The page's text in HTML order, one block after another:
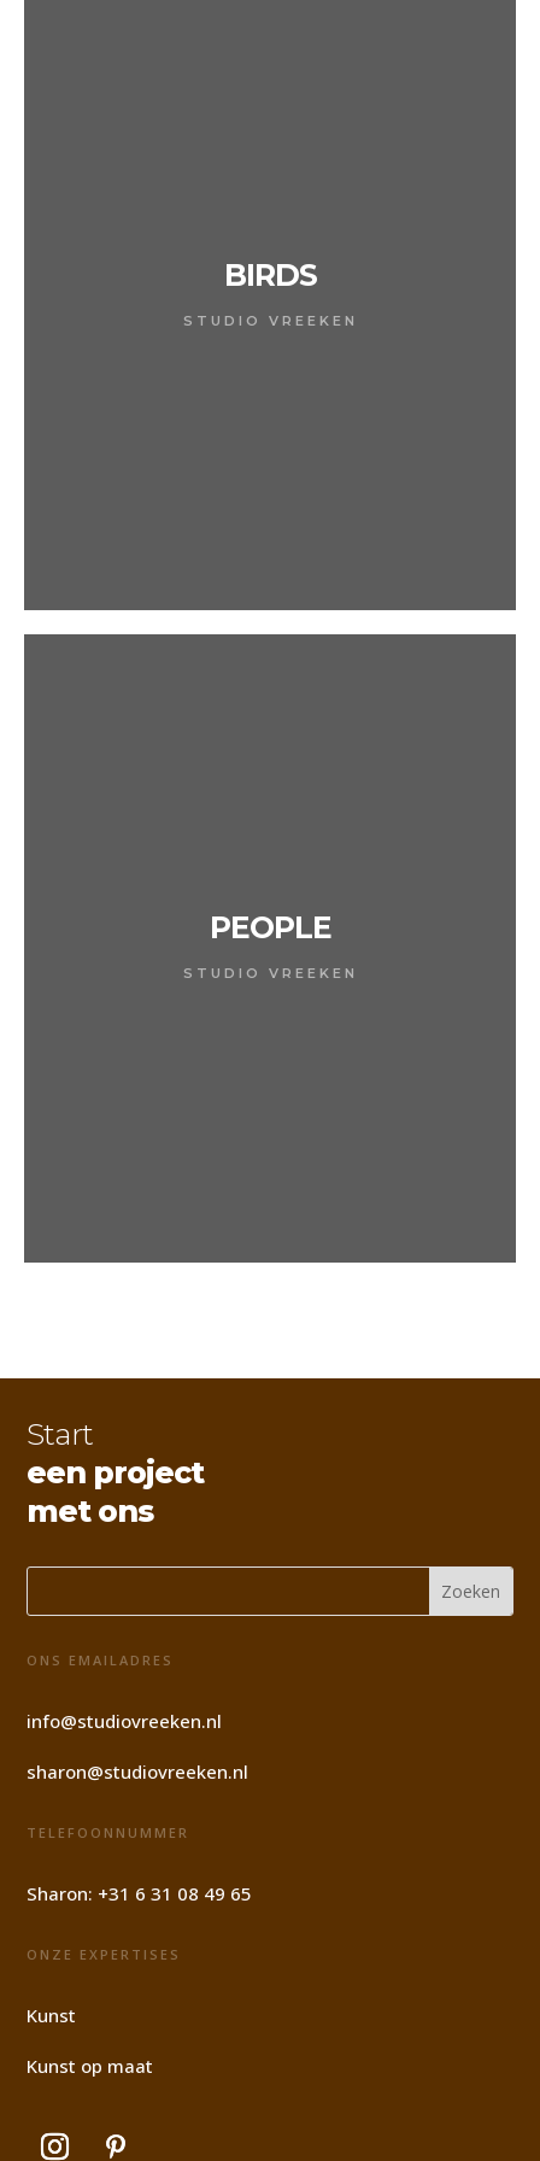
BIRDS
STUDIO VREEKEN
PEOPLE
STUDIO VREEKEN
Start
een project
met ons
ONS EMAILADRES
info@studiovreeken.nl
sharon@studiovreeken.nl
TELEFOONNUMMER
Sharon: +31 6 31 08 49 65
ONZE EXPERTISES
Kunst
Kunst op maat